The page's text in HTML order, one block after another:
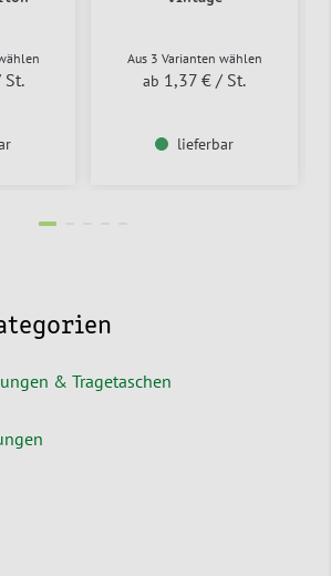
St.
Aus 3 Varianten wählen
ab 1,37 € / St.
lieferbar
& Tragetaschen